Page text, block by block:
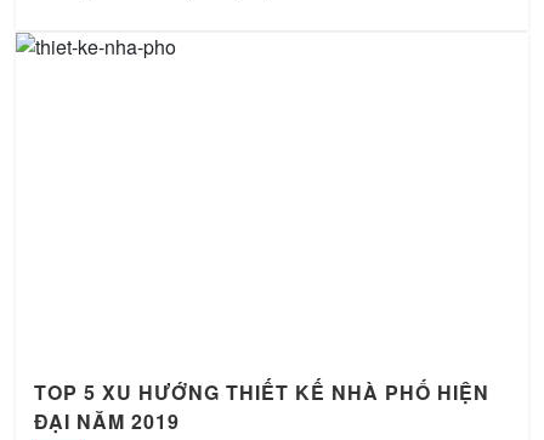
TOP 5 XU HƯỚNG THIẾT KẾ NHÀ PHỐ HIỆN
ĐẠI NĂM 2019